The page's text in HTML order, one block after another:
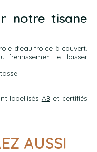
notre tisane
d'eau froide à couvert.
frémissement et laisser
labellisés AB et certifiés
AUSSI